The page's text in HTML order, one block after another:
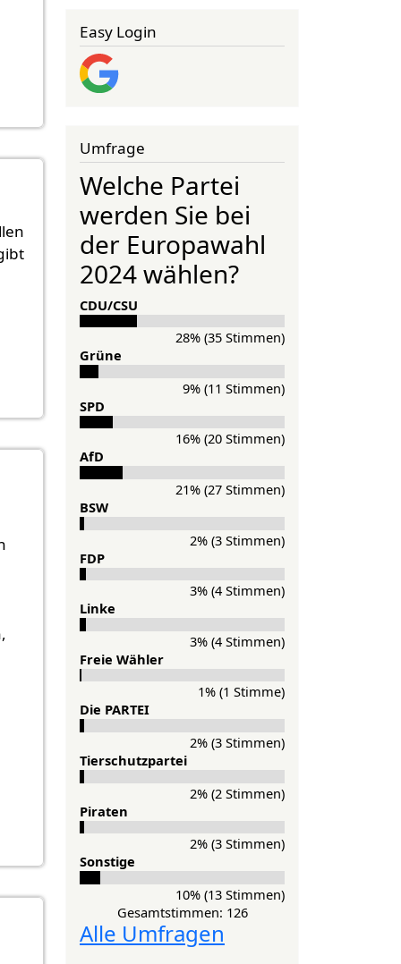
Easy Login
Umfrage
Welche Partei
werden Sie bei
der Europawahl
2024 wählen?
CDU/CSU
28% (35 Stimmen)
Grü­ne
9% (11 Stimmen)
SPD
16% (20 Stimmen)
AfD
21% (27 Stimmen)
BSW
2% (3 Stimmen)
FDP
3% (4 Stimmen)
Lin­ke
3% (4 Stimmen)
Freie Wähler
1% (1 Stimme)
Die PAR­TEI
2% (3 Stimmen)
Tier­schutz­partei
2% (2 Stimmen)
Pi­ra­ten
2% (3 Stimmen)
Sons­ti­ge
10% (13 Stimmen)
Gesamtstimmen: 126
Alle Umfragen